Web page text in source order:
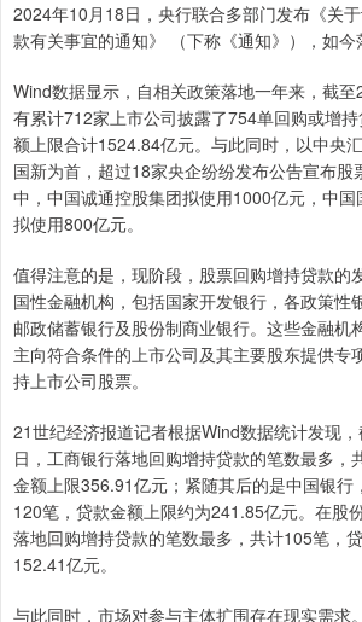
2024年10月18日，央行联合多部门发布《关
款有关事宜的通知》 （下称《通知》），如今
Wind数据显示，自相关政策落地一年来，截
有累计712家上市公司披露了754单回购或增
额上限合计1524.84亿元。与此同时，以中央
国新为首，超过18家央企纷纷发布公告宣布股
中，中国诚通控股集团拟使用1000亿元，中国
拟使用800亿元。
值得注意的是，现阶段，股票回购增持贷款的
国性金融机构，包括国家开发银行，各政策性
邮政储蓄银行及股份制商业银行。这些金融机
主向符合条件的上市公司及其主要股东提供专
持上市公司股票。
21世纪经济报道记者根据Wind数据统计发现
日，工商银行落地回购增持贷款的笔数最多，
金额上限356.91亿元；紧随其后的是中国银行
120笔，贷款金额上限约为241.85亿元。在股
落地回购增持贷款的笔数最多，共计105笔，
152.41亿元。
与此同时，市场对参与主体扩围存在现实需求